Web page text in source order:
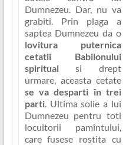
Dumnezeu. Dar, nu va
grabiti. Prin plaga a
saptea Dumnezeu da o
lovitura puternica
cetatii Babilonului
spiritualsi drept
urmare, aceasta cetate
se va desparti în trei
parti. Ultima solie a lui
Dumnezeu pentru toti
locuitorii pamîntului,
care fusese rostita cu